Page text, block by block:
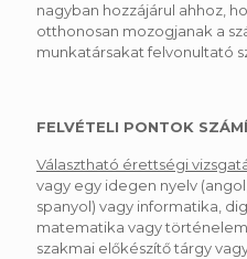
nagyban hozzájárul ahhoz,
otthonosan mozogjanak a
munkatársakat felvonultató
FELVÉTELI PONTOK
Választható érettségi
vagy egy idegen nyelv
spanyol) vagy informatika,
matematika vagy
szakmai előkészítő tárgy